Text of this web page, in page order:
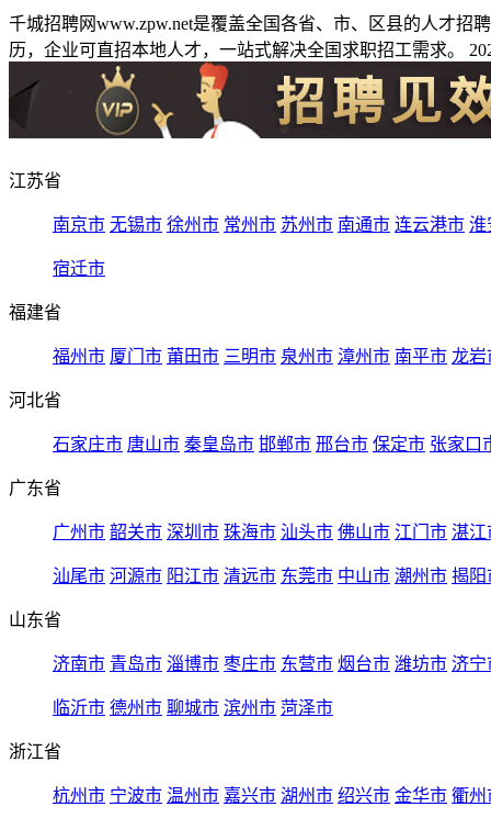
千城招聘网www.zpw.net是覆盖全国各省、市、区县的人才
历，企业可直招本地人才，一站式解决全国求职招工需求。
江苏省
南京市 无锡市 徐州市 常州市 苏州市 南通市 连云港市 淮
宿迁市
福建省
福州市 厦门市 莆田市 三明市 泉州市 漳州市 南平市 龙岩
河北省
石家庄市 唐山市 秦皇岛市 邯郸市 邢台市 保定市 张家口
广东省
广州市 韶关市 深圳市 珠海市 汕头市 佛山市 江门市 湛江
汕尾市 河源市 阳江市 清远市 东莞市 中山市 潮州市 揭阳
山东省
济南市 青岛市 淄博市 枣庄市 东营市 烟台市 潍坊市 济宁
临沂市 德州市 聊城市 滨州市 菏泽市
浙江省
杭州市 宁波市 温州市 嘉兴市 湖州市 绍兴市 金华市 衢州